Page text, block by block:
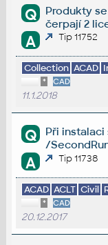
Q
Produkty
čerpají 2
A Tip 11752
Collection ACAD
* CAD
11.1.2018
Q
Při
/
A Tip 11738
ACAD ACLT Civil
* CAD
20.12.2017